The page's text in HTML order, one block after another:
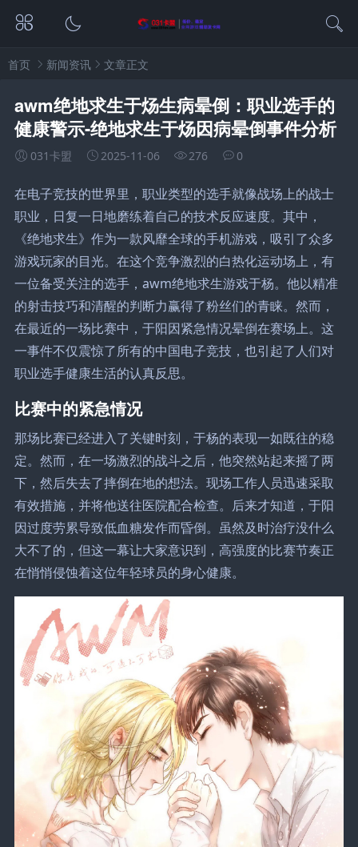
首页 新闻资讯 文章正文
awm绝地求生于炀生病晕倒：职业选手的
健康警示-绝地求生于炀因病晕倒事件分析
031卡盟 2025-11-06 276 0
在电子竞技的世界里，职业类型的选手就像战场上的战士
职业，日复一日地磨练着自己的技术反应速度。其中，
《绝地求生》作为一款风靡全球的手机游戏，吸引了众多
游戏玩家的目光。在这个竞争激烈的白热化运动场上，有
一位备受关注的选手，awm绝地求生游戏于杨。他以精准
的射击技巧和清醒的判断力赢得了粉丝们的青睐。然而，
在最近的一场比赛中，于阳因紧急情况晕倒在赛场上。这
一事件不仅震惊了所有的中国电子竞技，也引起了人们对
职业选手健康生活的认真反思。
比赛中的紧急情况
那场比赛已经进入了关键时刻，于杨的表现一如既往的稳
定。然而，在一场激烈的战斗之后，他突然站起来摇了两
下，然后失去了摔倒在地的想法。现场工作人员迅速采取
有效措施，并将他送往医院配合检查。后来才知道，于阳
因过度劳累导致低血糖发作而昏倒。虽然及时治疗没什么
大不了的，但这一幕让大家意识到，高强度的比赛节奏正
在悄悄侵蚀着这位年轻球员的身心健康。